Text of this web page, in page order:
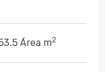
Área m2